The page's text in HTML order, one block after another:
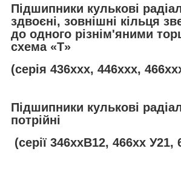
Підшипники кулькові
здвоєні, зовнішні кільця
до одного різнім'яними
схема «T»
(серія 436ххх, 446ххх,
Підшипники кулькові
потрійні
(серії 346ххВ12, 466хх У21,